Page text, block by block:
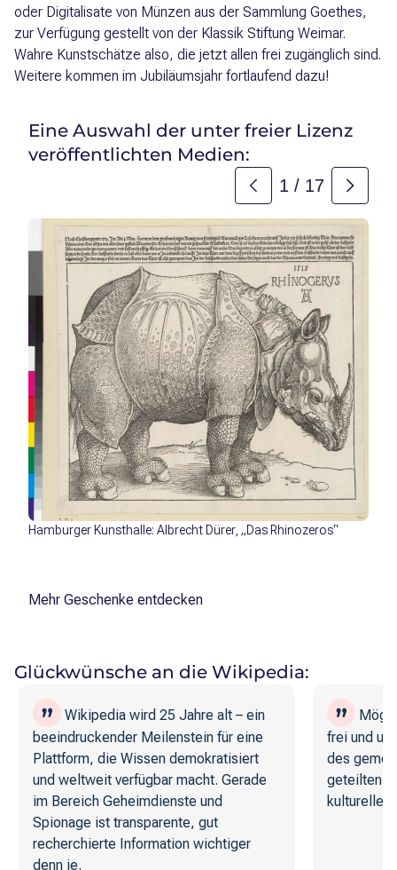
oder Digitalisate von Münzen aus der Sammlung Goethes,
zur Verfügung gestellt von der Klassik Stiftung Weimar.
Wahre Kunstschätze also, die jetzt allen frei zugänglich sind.
Weitere kommen im Jubiläumsjahr fortlaufend dazu!
Eine Auswahl der unter freier Lizenz
veröffentlichten Medien:
1 / 17
Hamburger Kunsthalle: Albrecht Dürer, „Das Rhinozeros“
Mehr Geschenke entdecken
Glückwünsche an die Wikipedia:
Wikipedia wird 25 Jahre alt – ein
beeindruckender Meilenstein für eine
Plattform, die Wissen demokratisiert
und weltweit verfügbar macht. Gerade
im Bereich Geheimdienste und
Spionage ist transparente, gut
recherchierte Information wichtiger
denn je.
Möge
frei und
des
geteilten
kulturelles